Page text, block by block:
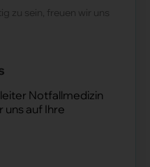
zu sein, freuen wir uns
Notfallmedizin
uns auf Ihre